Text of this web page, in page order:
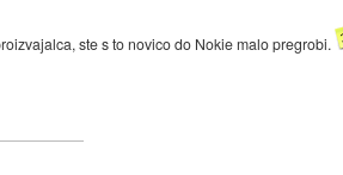
ste s to novico do Nokie malo pregrobi.